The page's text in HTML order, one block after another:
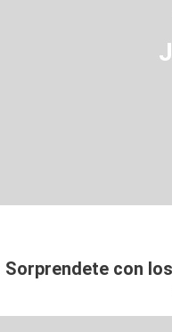
Sorprendete con